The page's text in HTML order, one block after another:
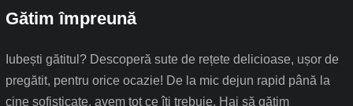
Gătim împreună
Iubești gătitul? Descoperă sute de rețete delicioase, ușor de
pregătit, pentru orice ocazie! De la mic dejun rapid până la
cine sofisticate, avem tot ce îți trebuie. Hai să gătim